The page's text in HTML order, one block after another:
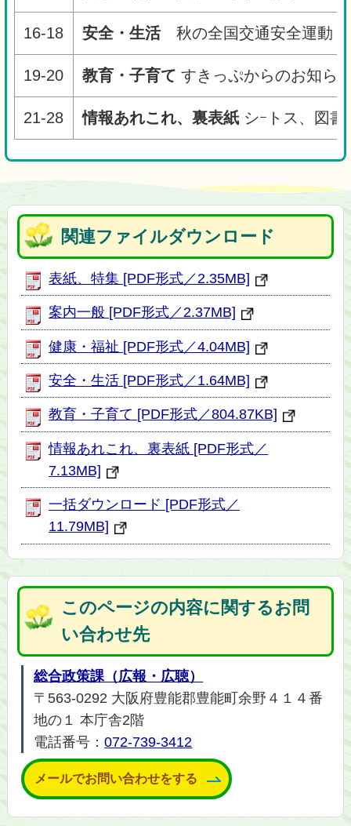
16-18 安全・生活秋の全国交通安全運動
19-20 教育・子育て すきっぷからのお知ら
21-28 情報あれこれ、裏表紙 シｰトス、図
関連ファイルダウンロード
表紙、特集 [PDF形式／2.35MB]
案内一般 [PDF形式／2.37MB]
健康・福祉 [PDF形式／4.04MB]
安全・生活 [PDF形式／1.64MB]
教育・子育て [PDF形式／804.87KB]
情報あれこれ、裏表紙 [PDF形式／
7.13MB]
一括ダウンロード [PDF形式／
11.79MB]
このページの内容に関するお問
い合わせ先
総合政策課（広報・広聴）
〒563-0292 大阪府豊能郡豊能町余野４１４番
地の１ 本庁舎2階
電話番号：072-739-3412
メールでお問い合わせをする